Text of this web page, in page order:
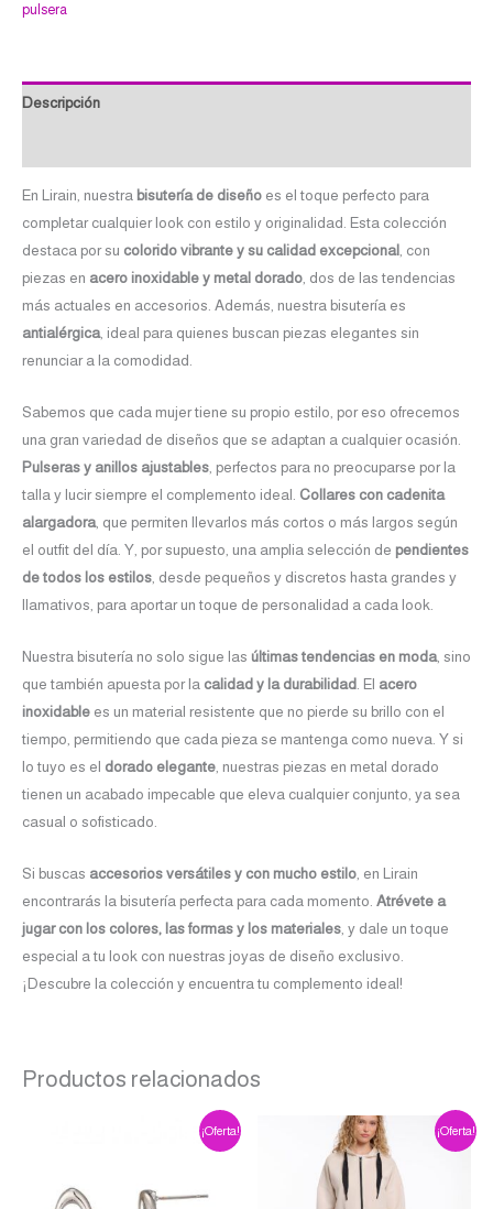
pulsera
Descripción
En Lirain, nuestra bisutería de diseño es el toque perfecto para
completar cualquier look con estilo y originalidad. Esta colección
destaca por su colorido vibrante y su calidad excepcional, con
piezas en acero inoxidable y metal dorado, dos de las tendencias
más actuales en accesorios. Además, nuestra bisutería es
antialérgica, ideal para quienes buscan piezas elegantes sin
renunciar a la comodidad.
Sabemos que cada mujer tiene su propio estilo, por eso ofrecemos
una gran variedad de diseños que se adaptan a cualquier ocasión.
Pulseras y anillos ajustables, perfectos para no preocuparse por la
talla y lucir siempre el complemento ideal. Collares con cadenita
alargadora, que permiten llevarlos más cortos o más largos según
el outfit del día. Y, por supuesto, una amplia selección de pendientes
de todos los estilos, desde pequeños y discretos hasta grandes y
llamativos, para aportar un toque de personalidad a cada look.
Nuestra bisutería no solo sigue las últimas tendencias en moda, sino
que también apuesta por la calidad y la durabilidad . El acero
inoxidable es un material resistente que no pierde su brillo con el
tiempo, permitiendo que cada pieza se mantenga como nueva. Y si
lo tuyo es el dorado elegante, nuestras piezas en metal dorado
tienen un acabado impecable que eleva cualquier conjunto, ya sea
casual o sofisticado.
Si buscas accesorios versátiles y con mucho estilo , en Lirain
encontrarás la bisutería perfecta para cada momento. Atrévete a
jugar con los colores, las formas y los materiales , y dale un toque
especial a tu look con nuestras joyas de diseño exclusivo.
¡Descubre la colección y encuentra tu complemento ideal!
Productos relacionados
¡Oferta!
€18.00.
¡Oferta!
precio
original
era:
€144.00.
El
precio
actual
es:
€115.20.
Este
producto